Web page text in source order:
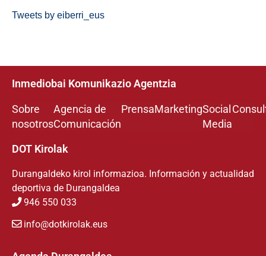
Tweets by eiberri_eus
Inmediobai Komunikazio Agentzia
Sobre
nosotros
Agencia de
Comunicación
PrensaMarketingSocial
Media
DOT Kirolak
Durangaldeko kirol informazioa. Información y actualidad
deportiva de Durangaldea
946 550 033
info@dotkirolak.eus